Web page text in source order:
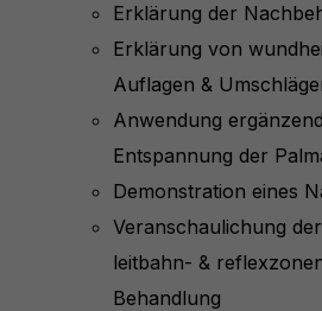
Erklärung der
Erklärung von
Auflagen &
Anwendung
Entspannung der
Demonstration eines
Veranschaulichung
leitbahn- &
Behandlung